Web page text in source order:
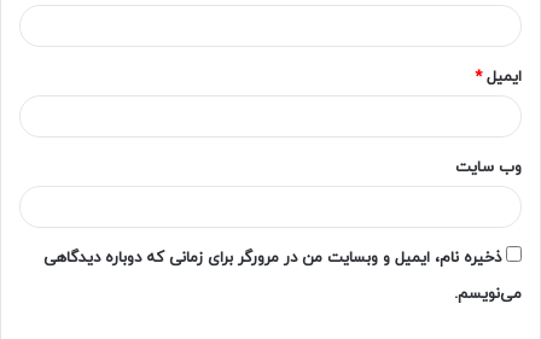
ایمیل*
وب‌ سایت
ذخیره نام، ایمیل و وبسایت من در مرورگر برای زمانی که دوباره دیدگاهی
می‌نویسم.